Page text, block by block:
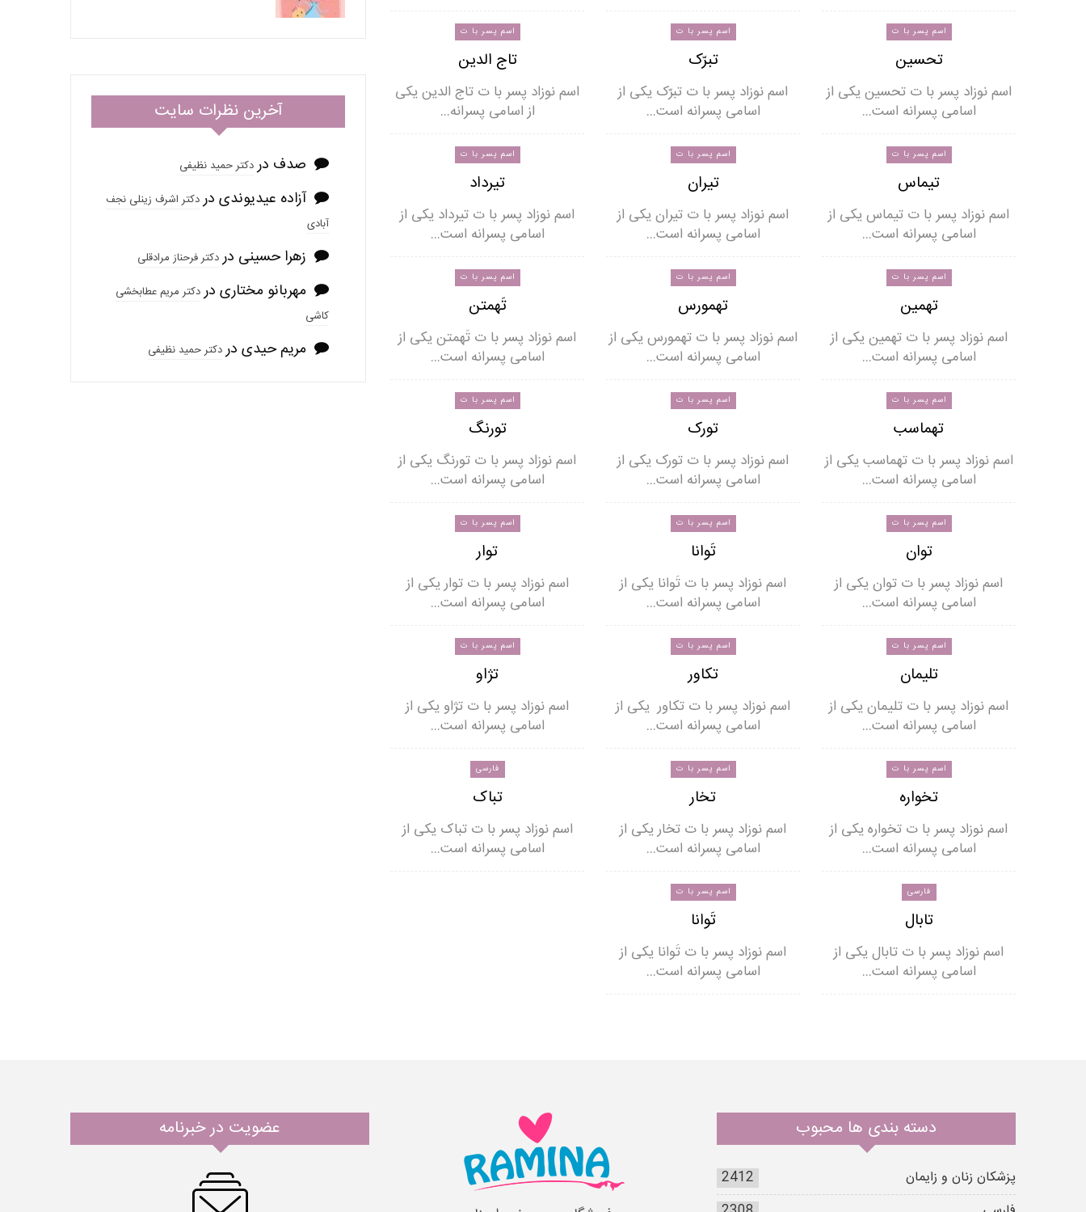
اسم پسر با ت
تحسین
اسم نوزاد پسر با ت تحسین یکی از
اسامی پسرانه است…
اسم پسر با ت
تبرّک
اسم نوزاد پسر با ت تبرّک یکی از
اسامی پسرانه است…
اسم پسر با ت
تاج الدین
اسم نوزاد پسر با ت تاج الدین یکی
از اسامی پسرانه…
اسم پسر با ت
تیماس
اسم نوزاد پسر با ت تیماس یکی از
اسامی پسرانه است…
اسم پسر با ت
تیران
اسم نوزاد پسر با ت تیران یکی از
اسامی پسرانه است…
اسم پسر با ت
تیرداد
اسم نوزاد پسر با ت تیرداد یکی از
اسامی پسرانه است…
اسم پسر با ت
تهمین
اسم نوزاد پسر با ت تهمین یکی از
اسامی پسرانه است…
اسم پسر با ت
تهمورس
اسم نوزاد پسر با ت تهمورس یکی از
اسامی پسرانه است…
اسم پسر با ت
تَهمتن
اسم نوزاد پسر با ت تَهمتن یکی از
اسامی پسرانه است…
اسم پسر با ت
تهماسب
اسم نوزاد پسر با ت تهماسب یکی از
اسامی پسرانه است…
اسم پسر با ت
تورک
اسم نوزاد پسر با ت تورک یکی از
اسامی پسرانه است…
اسم پسر با ت
تورنگ
اسم نوزاد پسر با ت تورنگ یکی از
اسامی پسرانه است…
اسم پسر با ت
توان
اسم نوزاد پسر با ت توان یکی از
اسامی پسرانه است…
اسم پسر با ت
تَوانا
اسم نوزاد پسر با ت تَوانا یکی از
اسامی پسرانه است…
اسم پسر با ت
توار
اسم نوزاد پسر با ت توار یکی از
اسامی پسرانه است…
اسم پسر با ت
تلیمان
اسم نوزاد پسر با ت تلیمان یکی از
اسامی پسرانه است…
اسم پسر با ت
تکاور
اسم نوزاد پسر با ت تکاور یکی از
اسامی پسرانه است…
اسم پسر با ت
تژاو
اسم نوزاد پسر با ت تژاو یکی از
اسامی پسرانه است…
اسم پسر با ت
تخواره
اسم نوزاد پسر با ت تخواره یکی از
اسامی پسرانه است…
اسم پسر با ت
تخار
اسم نوزاد پسر با ت تخار یکی از
اسامی پسرانه است…
فارسی
تباک
اسم نوزاد پسر با ت تباک یکی از
اسامی پسرانه است…
فارسی
تابال
اسم نوزاد پسر با ت تابال یکی از
اسامی پسرانه است…
اسم پسر با ت
تَوانا
اسم نوزاد پسر با ت تَوانا یکی از
اسامی پسرانه است…
آخرین نظرات سایت
صدف دردکتر حمید نظیفی
آزاده عیدیوندی دردکتر اشرف زینلی نجف
آبادی
زهرا حسینی دردکتر فرحناز مرادقلی
مهربانو مختاری دردکتر مریم عطابخشی
کاشی
مریم حیدی دردکتر حمید نظیفی
دسته بندی ها محبوب
پزشکان زنان و زایمان
2412
عضویت در خبرنامه